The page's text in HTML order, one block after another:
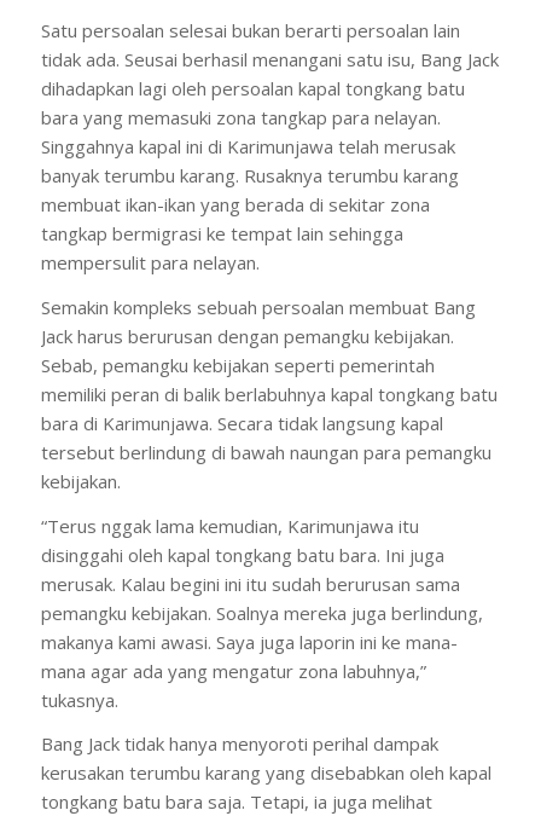
Satu persoalan selesai bukan berarti persoalan lain
tidak ada. Seusai berhasil menangani satu isu, Bang Jack
dihadapkan lagi oleh persoalan kapal tongkang batu
bara yang memasuki zona tangkap para nelayan.
Singgahnya kapal ini di Karimunjawa telah merusak
banyak terumbu karang. Rusaknya terumbu karang
membuat ikan-ikan yang berada di sekitar zona
tangkap bermigrasi ke tempat lain sehingga
mempersulit para nelayan.
Semakin kompleks sebuah persoalan membuat Bang
Jack harus berurusan dengan pemangku kebijakan.
Sebab, pemangku kebijakan seperti pemerintah
memiliki peran di balik berlabuhnya kapal tongkang batu
bara di Karimunjawa. Secara tidak langsung kapal
tersebut berlindung di bawah naungan para pemangku
kebijakan.
“Terus nggak lama kemudian, Karimunjawa itu
disinggahi oleh kapal tongkang batu bara. Ini juga
merusak. Kalau begini ini itu sudah berurusan sama
pemangku kebijakan. Soalnya mereka juga berlindung,
makanya kami awasi. Saya juga laporin ini ke mana-
mana agar ada yang mengatur zona labuhnya,”
tukasnya.
Bang Jack tidak hanya menyoroti perihal dampak
kerusakan terumbu karang yang disebabkan oleh kapal
tongkang batu bara saja. Tetapi, ia juga melihat